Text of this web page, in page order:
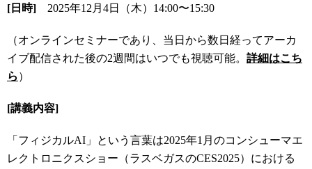
[日時] 2025年12月4日（木）14:00〜15:30
（オンラインセミナーであり、当日から数日経ってアーカ
イブ配信された後の2週間はいつでも視聴可能。 詳細はこち
ら ）
[講義内容]
「フィジカルAI」という言葉は2025年1月のコンシューマエ
レクトロニクスショー（ラスベガスのCES2025）における